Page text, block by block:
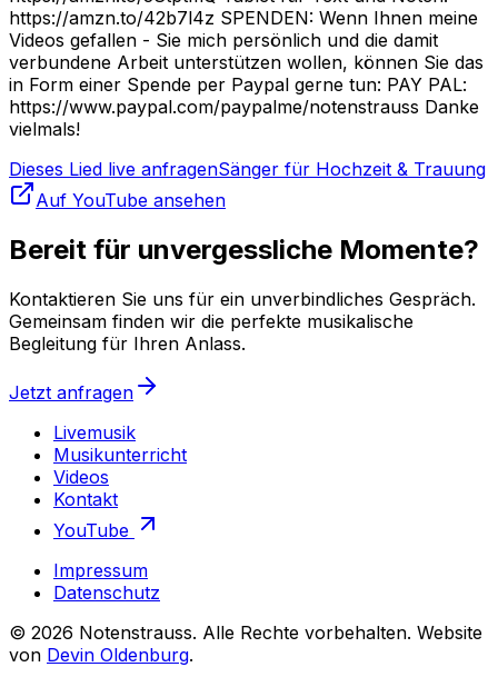
https://amzn.to/42b7l4z SPENDEN: Wenn Ihnen meine
Videos gefallen - Sie mich persönlich und die damit
verbundene Arbeit unterstützen wollen, können Sie das
in Form einer Spende per Paypal gerne tun: PAY PAL:
https://www.paypal.com/paypalme/notenstrauss Danke
vielmals!
Dieses Lied live anfragenSänger für Hochzeit & Trauung
Auf YouTube ansehen
Bereit für unvergessliche Momente?
Kontaktieren Sie uns für ein unverbindliches Gespräch.
Gemeinsam finden wir die perfekte musikalische
Begleitung für Ihren Anlass.
Jetzt anfragen
Livemusik
Musikunterricht
Videos
Kontakt
YouTube
Impressum
Datenschutz
© 2026 Notenstrauss. Alle Rechte vorbehalten. Website
von Devin Oldenburg.